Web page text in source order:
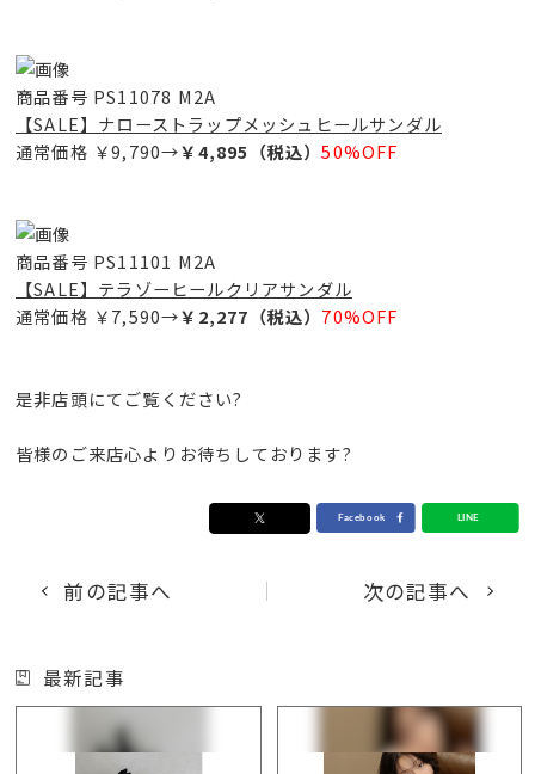
商品番号 PS11078 M2A
【SALE】ナローストラップメッシュヒールサンダル
通常価格 ￥9,790→￥4,895（税込）50%OFF
商品番号 PS11101 M2A
【SALE】テラゾーヒールクリアサンダル
通常価格 ￥7,590→￥2,277（税込） 70%OFF
是非店頭にてご覧ください?
皆様のご来店心よりお待ちしております?
前の記事へ 次の記事へ
最新記事